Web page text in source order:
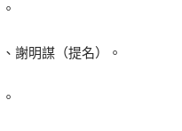
謝明謀（提名）。